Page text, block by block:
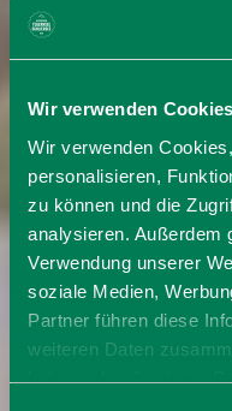
Wir verwenden Cookies
Wir verwenden
personalisieren,
zu können und die
analysieren. Außerdem
Verwendung unserer
soziale Medien,
Partner führen diese
weiteren Daten
haben oder die sie im